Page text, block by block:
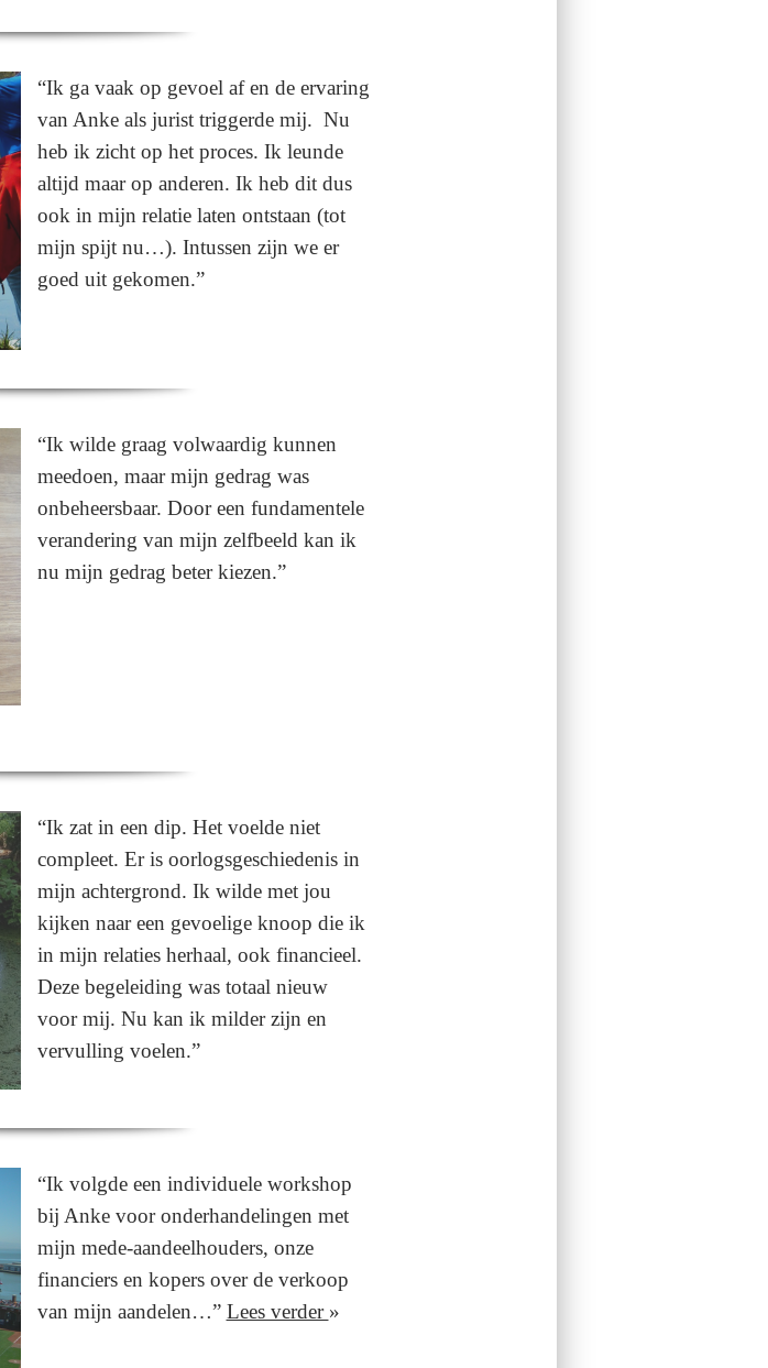
“Ik ga vaak op gevoel af en de ervaring
van Anke als jurist triggerde mij. Nu
heb ik zicht op het proces. Ik leunde
altijd maar op anderen. Ik heb dit dus
ook in mijn relatie laten ontstaan (tot
mijn spijt nu…). Intussen zijn we er
goed uit gekomen.”
“Ik wilde graag volwaardig kunnen
meedoen, maar mijn gedrag was
onbeheersbaar. Door een fundamentele
verandering van mijn zelfbeeld kan ik
nu mijn gedrag beter kiezen.”
“Ik zat in een dip. Het voelde niet
compleet. Er is oorlogsgeschiedenis in
mijn achtergrond. Ik wilde met jou
kijken naar een gevoelige knoop die ik
in mijn relaties herhaal, ook financieel.
Deze begeleiding was totaal nieuw
voor mij. Nu kan ik milder zijn en
vervulling voelen.”
“Ik volgde een individuele workshop
bij Anke voor onderhandelingen met
mijn mede-aandeelhouders, onze
financiers en kopers over de verkoop
van mijn aandelen…” Lees verder »